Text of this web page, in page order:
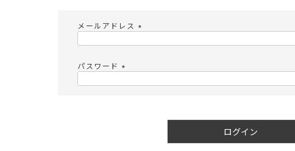
ビジネスバッグ
時計
その他
AS2OV
メールアドレス
)
パスワード
ログイン